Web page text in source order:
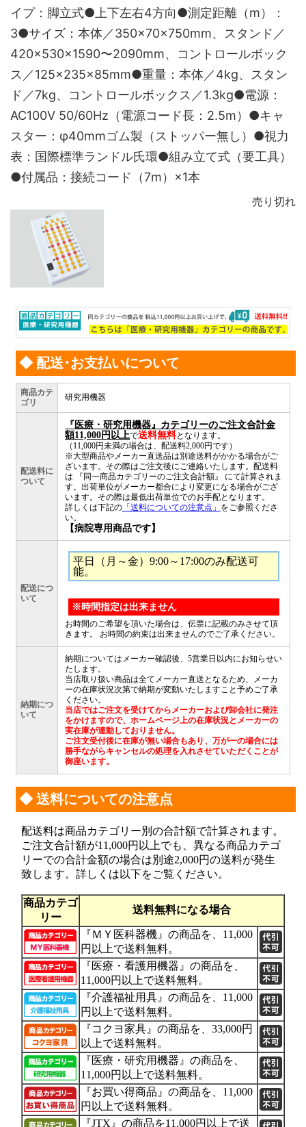
イプ：脚立式●上下左右4方向●測定距離（m）：
3●サイズ：本体／350×70×750mm、スタンド／
420×530×1590〜2090mm、コントロールボック
ス／125×235×85mm●重量：本体／4kg、スタン
ド／7kg、コントロールボックス／1.3kg●電源：
AC100V 50/60Hz（電源コード長：2.5m）●キャ
スター：φ40mmゴム製（ストッパー無し）●視力
表：国際標準ランドル氏環●組み立て式（要工具）
●付属品：接続コード（7m）×1本
売り切れ